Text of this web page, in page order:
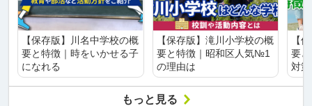
【保存版】川名中学校の概
要と特徴｜時をいかせる子
になれる
【保存版】滝川小学校の概
要と特徴｜昭和区人気№1
の理由は
【
要
対
もっと見る